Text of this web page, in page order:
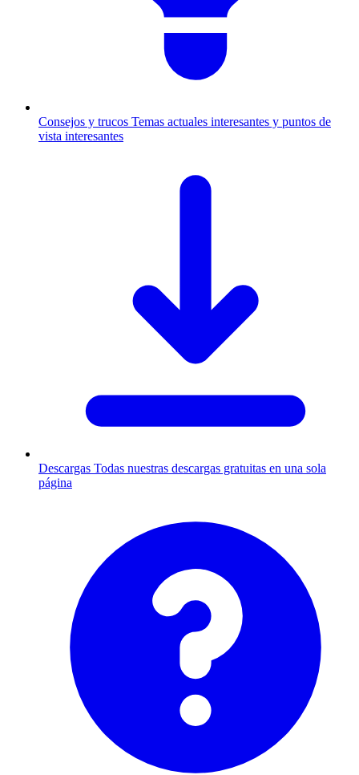
Consejos y trucos Temas actuales interesantes y puntos de
vista interesantes
Descargas Todas nuestras descargas gratuitas en una sola
página